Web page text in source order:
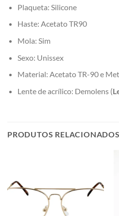
Plaqueta: Silicone
Haste: Acetato TR90
Mola: Sim
Sexo: Unissex
Material: Acetato TR-90 e
Lente de acrílico: Demolens (
PRODUTOS RELACIONADOS